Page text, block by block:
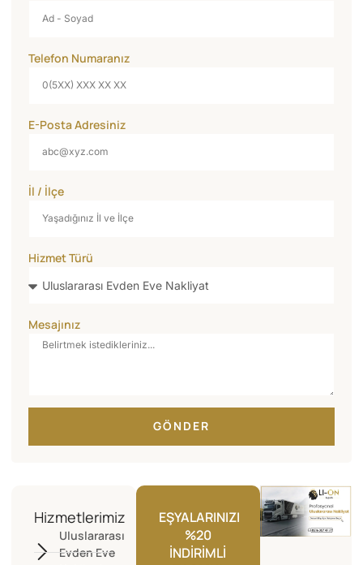
Telefon Numaranız
E-Posta Adresiniz
İl / İlçe
Hizmet Türü
Mesajınız
GÖNDER
Hizmetlerimiz
Uluslararası
Evden Eve
EŞYALARINIZI
%20
İNDIRIMLI